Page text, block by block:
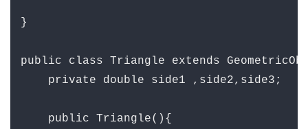
}
public class Triangle extends
    private double side1 ,side2,side3;
    public Triangle(){